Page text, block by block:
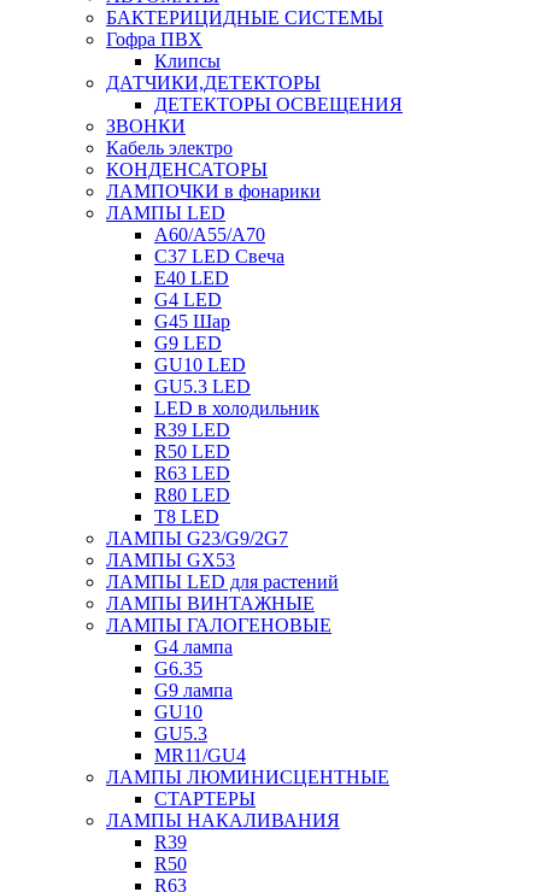
БАКТЕРИЦИДНЫЕ СИСТЕМЫ
Гофра ПВХ
Клипсы
ДАТЧИКИ,ДЕТЕКТОРЫ
ДЕТЕКТОРЫ ОСВЕЩЕНИЯ
ЗВОНКИ
Кабель электро
КОНДЕНСАТОРЫ
ЛАМПОЧКИ в фонарики
ЛАМПЫ LED
A60/A55/A70
C37 LED Свеча
E40 LED
G4 LED
G45 Шар
G9 LED
GU10 LED
GU5.3 LED
LED в холодильник
R39 LED
R50 LED
R63 LED
R80 LED
T8 LED
ЛАМПЫ G23/G9/2G7
ЛАМПЫ GX53
ЛАМПЫ LED для растений
ЛАМПЫ ВИНТАЖНЫЕ
ЛАМПЫ ГАЛОГЕНОВЫЕ
G4 лампа
G6.35
G9 лампа
GU10
GU5.3
MR11/GU4
ЛАМПЫ ЛЮМИНИСЦЕНТНЫЕ
СТАРТЕРЫ
ЛАМПЫ НАКАЛИВАНИЯ
R39
R50
R63